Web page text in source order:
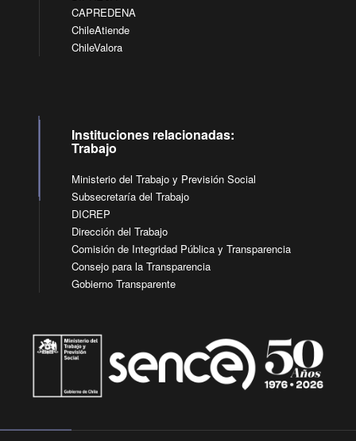
CAPREDENA
ChileAtiende
ChileValora
Instituciones relacionadas:
Trabajo
Ministerio del Trabajo y Previsión Social
Subsecretaría del Trabajo
DICREP
Dirección del Trabajo
Comisión de Integridad Pública y Transparencia
Consejo para la Transparencia
Gobierno Transparente